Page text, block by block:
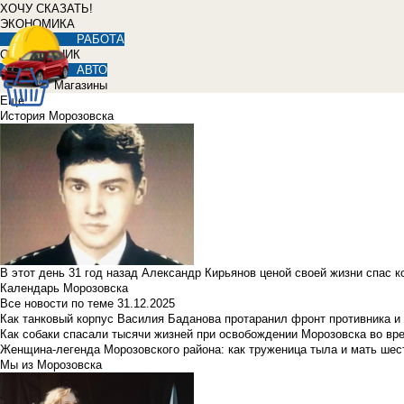
ХОЧУ СКАЗАТЬ!
ЭКОНОМИКА
РАБОТА
СПРАВОЧНИК
АВТО
Магазины
Еще
История Морозовска
В этот день 31 год назад Александр Кирьянов ценой своей жизни спас
Календарь Морозовска
Все новости по теме 31.12.2025
Как танковый корпус Василия Баданова протаранил фронт
Как собаки спасали тысячи жизней при освобождении Морозовска во
Женщина-легенда Морозовского района: как труженица тыла и мать
Мы из Морозовска